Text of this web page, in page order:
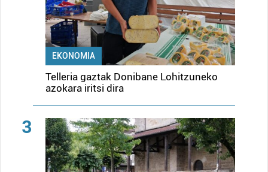
EKONOMIA
Telleria gaztak Donibane Lohitzuneko
azokara iritsi dira
3